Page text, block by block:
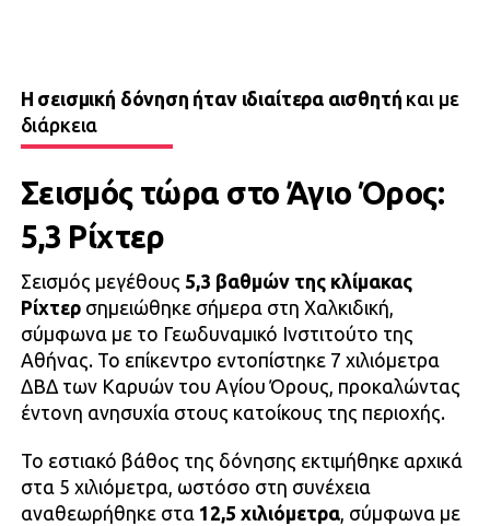
Η σεισμική δόνηση ήταν ιδιαίτερα αισθητή και με
διάρκεια
Σεισμός τώρα στο Άγιο Όρος:
5,3 Ρίχτερ
Σεισμός μεγέθους 5,3 βαθμών της κλίμακας
Ρίχτερσημειώθηκε σήμερα στη Χαλκιδική,
σύμφωνα με το Γεωδυναμικό Ινστιτούτο της
Αθήνας. Το επίκεντρο εντοπίστηκε 7 χιλιόμετρα
ΔΒΔ των Καρυών του Αγίου Όρους, προκαλώντας
έντονη ανησυχία στους κατοίκους της περιοχής.
Το εστιακό βάθος της δόνησης εκτιμήθηκε αρχικά
στα 5 χιλιόμετρα, ωστόσο στη συνέχεια
αναθεωρήθηκε στα 12,5 χιλιόμετρα, σύμφωνα με